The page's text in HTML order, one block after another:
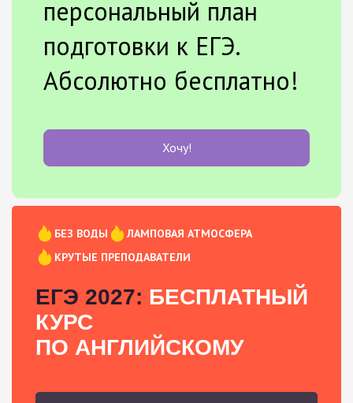
персональный план
подготовки к ЕГЭ.
Абсолютно бесплатно!
Хочу!
БЕЗ ВОДЫ
ЛАМПОВАЯ АТМОСФЕРА
КРУТЫЕ ПРЕПОДАВАТЕЛИ
ЕГЭ 2027: БЕСПЛАТНЫЙ
КУРС
ПО АНГЛИЙСКОМУ